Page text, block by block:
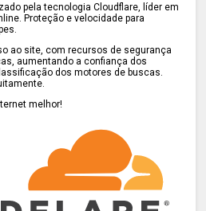
pela tecnologia Cloudflare, líder em
Proteção e velocidade para
ao site, com recursos de segurança
aumentando a confiança dos
dos motores de buscas.
melhor!